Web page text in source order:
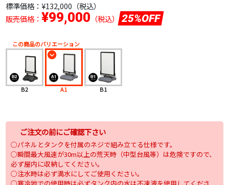
標準価格： ¥132,000（税込）
販売価格： ¥99,000 （税込） 25%OFF
この商品のバリエーション
B2 A1 B1
ご注文の前にご確認下さい
○パネルとタンクを付属のネジで組み立てる仕様です。
○瞬間最大風速が30m以上の荒天時（中型台風等）は危険ですので、
必ず屋内に収納してください。
○注水時は必ず満水にしてご使用ください。